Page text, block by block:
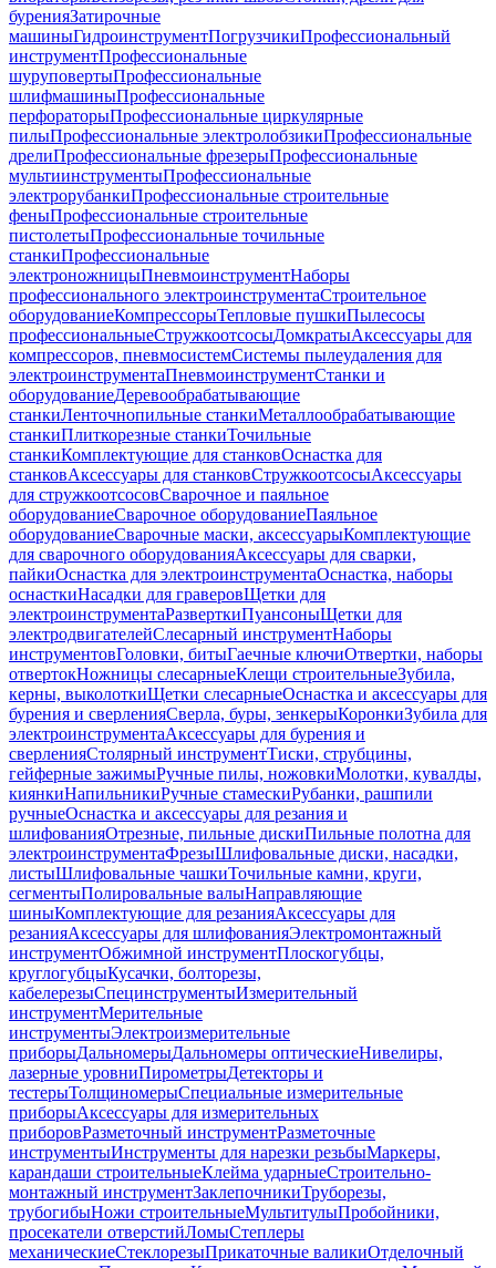
буренияЗатирочные
машиныГидроинструментПогрузчикиПрофессиональный
инструментПрофессиональные
шуруповертыПрофессиональные
шлифмашиныПрофессиональные
перфораторыПрофессиональные циркулярные
пилыПрофессиональные электролобзикиПрофессиональные
дрелиПрофессиональные фрезерыПрофессиональные
мультиинструментыПрофессиональные
электрорубанкиПрофессиональные строительные
феныПрофессиональные строительные
пистолетыПрофессиональные точильные
станкиПрофессиональные
электроножницыПневмоинструментНаборы
профессионального электроинструментаСтроительное
оборудованиеКомпрессорыТепловые пушкиПылесосы
профессиональныеСтружкоотсосыДомкратыАксессуары для
компрессоров, пневмосистемСистемы пылеудаления для
электроинструментаПневмоинструментСтанки и
оборудованиеДеревообрабатывающие
станкиЛенточнопильные станкиМеталлообрабатывающие
станкиПлиткорезные станкиТочильные
станкиКомплектующие для станковОснастка для
станковАксессуары для станковСтружкоотсосыАксессуары
для стружкоотсосовСварочное и паяльное
оборудованиеСварочное оборудованиеПаяльное
оборудованиеСварочные маски, аксессуарыКомплектующие
для сварочного оборудованияАксессуары для сварки,
пайкиОснастка для электроинструментаОснастка, наборы
оснасткиНасадки для граверовЩетки для
электроинструментаРазверткиПуансоныЩетки для
электродвигателейСлесарный инструментНаборы
инструментовГоловки, битыГаечные ключиОтвертки, наборы
отвертокНожницы слесарныеКлещи строительныеЗубила,
керны, выколоткиЩетки слесарныеОснастка и аксессуары для
бурения и сверленияСверла, буры, зенкерыКоронкиЗубила для
электроинструментаАксессуары для бурения и
сверленияСтолярный инструментТиски, струбцины,
гейферные зажимыРучные пилы, ножовкиМолотки, кувалды,
киянкиНапильникиРучные стамескиРубанки, рашпили
ручныеОснастка и аксессуары для резания и
шлифованияОтрезные, пильные дискиПильные полотна для
электроинструментаФрезыШлифовальные диски, насадки,
листыШлифовальные чашкиТочильные камни, круги,
сегментыПолировальные валыНаправляющие
шиныКомплектующие для резанияАксессуары для
резанияАксессуары для шлифованияЭлектромонтажный
инструментОбжимной инструментПлоскогубцы,
круглогубцыКусачки, болторезы,
кабелерезыСпецинструментыИзмерительный
инструментМерительные
инструментыЭлектроизмерительные
приборыДальномерыДальномеры оптическиеНивелиры,
лазерные уровниПирометрыДетекторы и
тестерыТолщиномерыСпециальные измерительные
приборыАксессуары для измерительных
приборовРазметочный инструментРазметочные
инструментыИнструменты для нарезки резьбыМаркеры,
карандаши строительныеКлейма ударныеСтроительно-
монтажный инструментЗаклепочникиТруборезы,
трубогибыНожи строительныеМультитулыПробойники,
просекатели отверстийЛомыСтеплеры
механическиеСтеклорезыПрикаточные валикиОтделочный